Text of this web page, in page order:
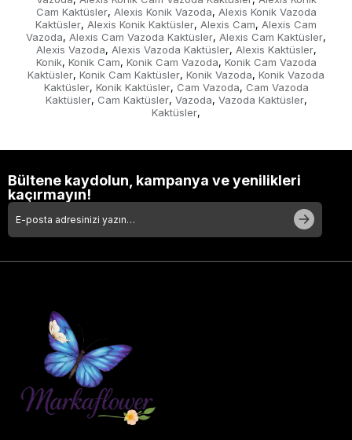
Meta Açıklaması (Description): Şık konik cam vazoda
sunulan taze ve dayanıklı kaktüsler. Alexis kaktüs
tasarımı ile ofisinize veya evinize modern bir dokunuş
katın. Aynı gün teslimat!
Cam Kaktüsler, Alexis Konik Vazoda, Alexis Konik Vazoda
Kaktüsler, Alexis Konik Kaktüsler, Alexis Cam, Alexis Cam
Vazoda, Alexis Cam Vazoda Kaktüsler, Alexis Cam Kaktüsler,
Alexis Vazoda, Alexis Vazoda Kaktüsler, Alexis Kaktüsler,
Konik, Konik Cam, Konik Cam Vazoda, Konik Cam Vazoda
Kaktüsler, Konik Cam Kaktüsler, Konik Vazoda, Konik Vazoda
Kaktüsler, Konik Kaktüsler, Cam Vazoda, Cam Vazoda
Kaktüsler, Cam Kaktüsler, Vazoda, Vazoda Kaktüsler,
Kaktüsler,
Bültene kaydolun, kampanya ve yenilikleri
kaçırmayın!